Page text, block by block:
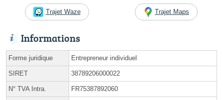
Trajet Waze Trajet Maps
Informations
Forme juridique Entrepreneur individuel
SIRET 38789206000022
N° TVA Intra. FR75387892060